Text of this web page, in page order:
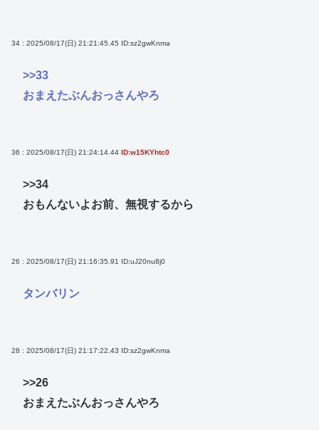
34 : 2025/08/17(日) 21:21:45.45 ID:sz2gwKnma
>>33
おまえたぶんおっさんやろ
36 : 2025/08/17(日) 21:24:14.44 ID:w15KYhtc0
>>34
おもんないよお前、無視するから
26 : 2025/08/17(日) 21:16:35.91 ID:uJ20nu8j0
タンバリン
28 : 2025/08/17(日) 21:17:22.43 ID:sz2gwKnma
>>26
おまえたぶんおっさんやろ